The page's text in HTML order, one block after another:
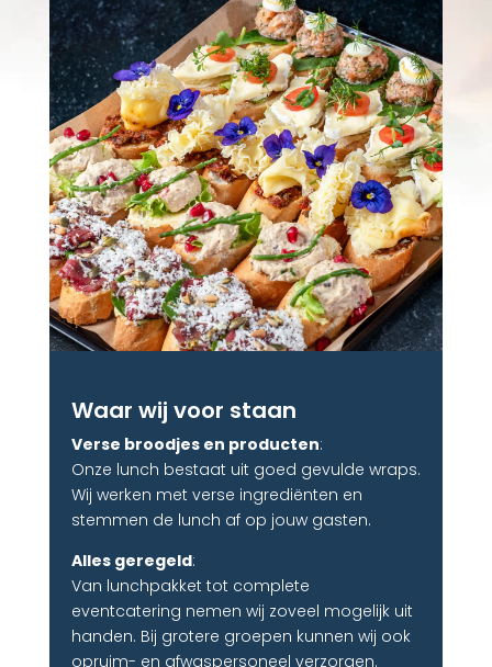
Waar wij voor staan
Verse broodjes en producten:
Onze lunch bestaat uit goed gevulde wraps.
Wij werken met verse ingrediënten en
stemmen de lunch af op jouw gasten.
Alles geregeld:
Van lunchpakket tot complete
eventcatering nemen wij zoveel mogelijk uit
handen. Bij grotere groepen kunnen wij ook
opruim- en afwaspersoneel verzorgen.